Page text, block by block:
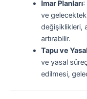
İmar Planları:
ve
değişiklikleri,
artırabilir.
Tapu ve
ve yasal
edilmesi,